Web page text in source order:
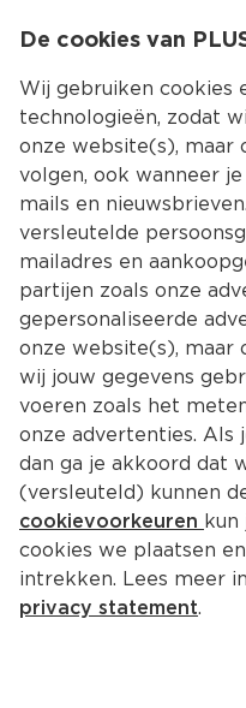
Terug
Granenrepen,
32 producten
Filter
B'tween
Per 150
1.99
De cookies van
Wij gebruiken cookies
technologieën, zodat
onze website(s), maar
volgen, ook wanneer
mails en
versleutelde
mailadres en
partijen zoals onze
gepersonaliseerde
onze website(s), maar
wij jouw gegevens
voeren zoals het
onze advertenties. Als
dan ga je akkoord dat
(versleuteld) kunnen
cookievoorkeuren kun
cookies we plaatsen
intrekken. Lees meer
privacy statement.